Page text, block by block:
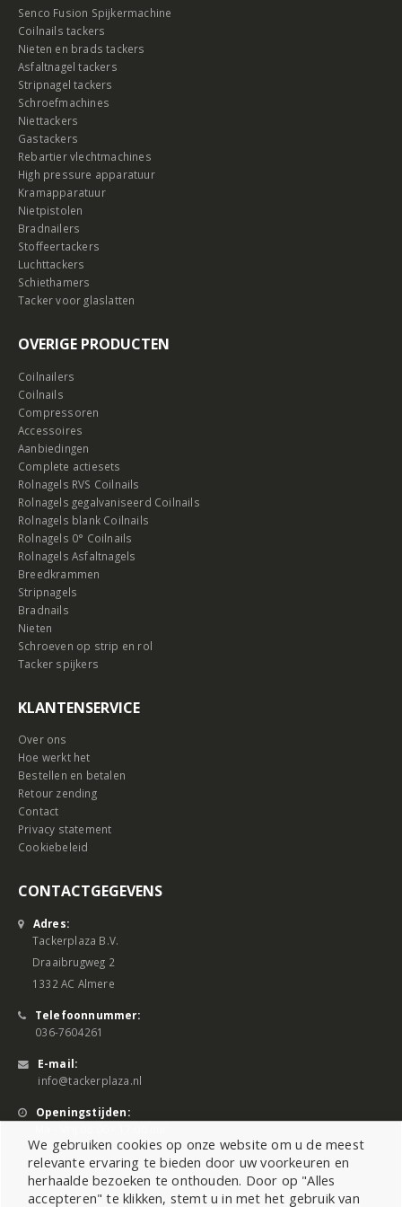
Senco Fusion Spijkermachine
Coilnails tackers
Nieten en brads tackers
Asfaltnagel tackers
Stripnagel tackers
Schroefmachines
Niettackers
Gastackers
Rebartier vlechtmachines
High pressure apparatuur
Kramapparatuur
Nietpistolen
Bradnailers
Stoffeertackers
Luchttackers
Schiethamers
Tacker voor glaslatten
OVERIGE PRODUCTEN
Coilnailers
Coilnails
Compressoren
Accessoires
Aanbiedingen
Complete actiesets
Rolnagels RVS Coilnails
Rolnagels gegalvaniseerd Coilnails
Rolnagels blank Coilnails
Rolnagels 0° Coilnails
Rolnagels Asfaltnagels
Breedkrammen
Stripnagels
Bradnails
Nieten
Schroeven op strip en rol
Tacker spijkers
KLANTENSERVICE
Over ons
Hoe werkt het
Bestellen en betalen
Retour zending
Contact
Privacy statement
Cookiebeleid
CONTACTGEGEVENS
Adres:
Tackerplaza B.V.
Draaibrugweg 2
1332 AC Almere
Telefoonnummer:
036-7604261
E-mail:
info@tackerplaza.nl
Openingstijden:
We gebruiken cookies op onze website om u de meest
relevante ervaring te bieden door uw voorkeuren en
herhaalde bezoeken te onthouden. Door op "Alles
accepteren" te klikken, stemt u in met het gebruik van